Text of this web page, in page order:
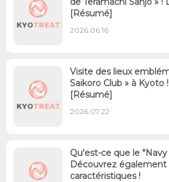
[Résumé]
2026.06.16
Visite des lieux
Saikoro Club » à
[Résumé]
2026.07.22
Qu'est-ce que le
Découvrez également
caractéristiques !